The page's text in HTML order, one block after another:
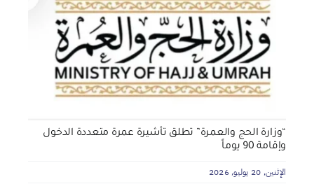
الجمعية الخيرية للخدمات الاجتماعية بنجران تنفذ مشروعي
تأثيث المنازل وسداد الإيجارات بدعم من منصة ديم للمنح
التنموي
الأربعاء, 29 يوليو, 2026
“وزارة الحج والعمرة” تطلق تأشيرة عمرة متعددة الدخول
وإقامة 90 يوماً
الإثنين, 20 يوليو, 2026